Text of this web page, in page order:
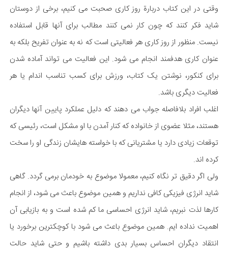
وقتی در این کتاب دربارة روز کاری صحبت می کنیم، برخی از دوستان
شاید فکر کنند که چون کار نمی کنند مطالب برای آنها قابل استفاده
نیست. منظور از روز کاری هر فعالیتی است که نه به عنوان تفریح بلکه به
عنوان کاری هدفمند انجام می شود. این فعالیت می تواند آماده شدن
برای کنکور، نوشتن یک کتاب، ورزش برای کسب تناسب اندام یا هر
فعالیت دیگری باشد.
اغلب افراد بلافاصله جواب می دهند که دلیل عملکرد پایین آنها دیگران
هستند، مثلا عضوی از خانواده که کنار آمدن با او مشکل است، رئیسی که
توقعات زیادی دارد یا مشتریانی که با خواسته هایشان زندگی او را سخت
کرده اند.
ولی اگر دقیق تر نگاه کنیم، معمولا موضوع به خودمان برمی گردد. گاهی
شاید انرژی فیزیکی کافی نداریم و همین موضوع باعث می شود، از انجام
کارها لذت نبریم، شاید انرژی احساسی ما کم شده است و به بازیابی آن
اهمیت نداده ایم. همین موضوع باعث می شود با کوچکترین برخورد یا
انتقاد دیگران احساس بسیار بدی داشته باشیم و حتی شاید حالت